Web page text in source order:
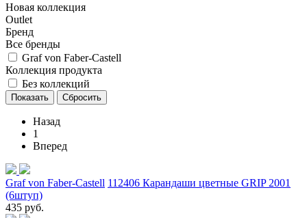
Новая коллекция
Outlet
Бренд
Все бренды
Graf von Faber-Castell
Коллекция продукта
Без коллекций
Назад
1
Вперед
Graf von Faber-Castell 112406 Карандаши цветные GRIP 2001
(6штуп)
435 руб.